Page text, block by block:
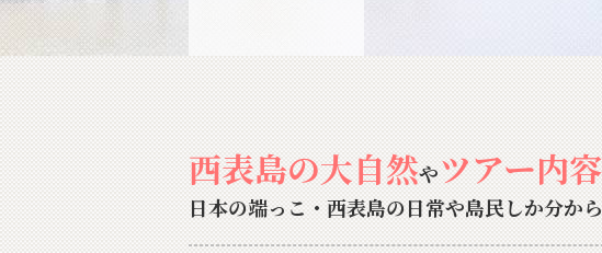
西表島の大自然やツアー内容
日本の端っこ・西表島の日常や島民しか分か